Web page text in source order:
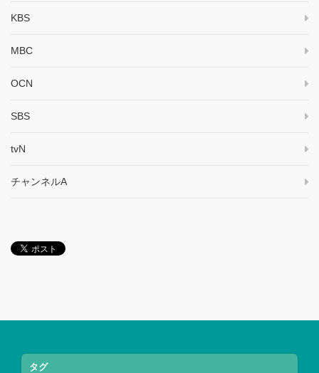
KBS
MBC
OCN
SBS
tvN
チャンネルA
タグ